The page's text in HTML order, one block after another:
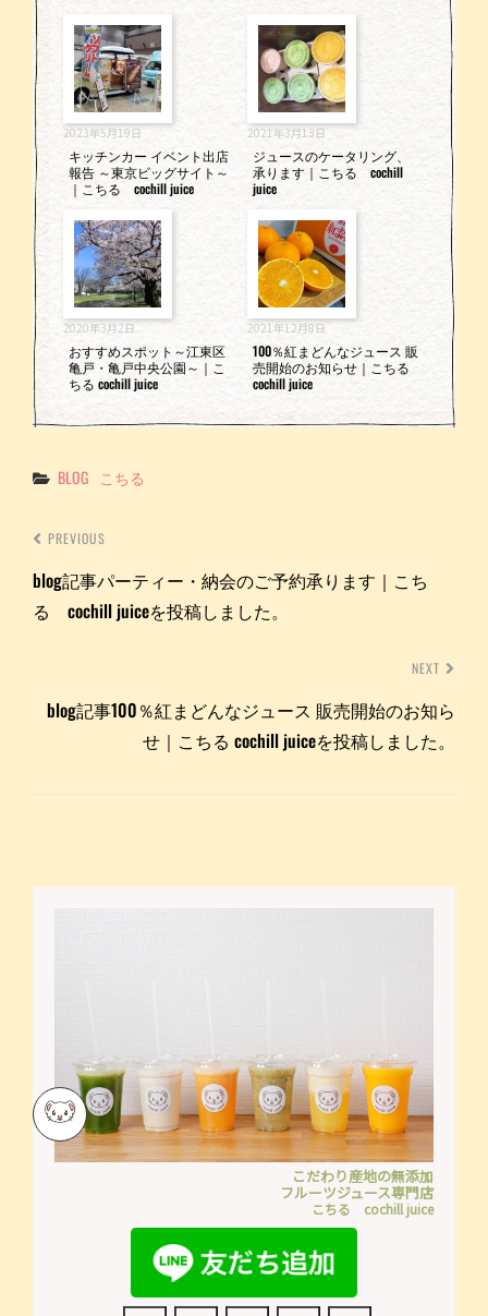
2023年5月19日
キッチンカー イベント出店
報告 ～東京ビッグサイト～
｜こちる cochill juice
2021年3月13日
ジュースのケータリング、
承ります｜こちる cochill
juice
2020年3月2日
おすすめスポット～江東区
亀戸・亀戸中央公園～｜こ
ちる cochill juice
2021年12月8日
100％紅まどんなジュース 販
売開始のお知らせ｜こちる
cochill juice
Categories
BLOG こちる
PREVIOUS
blog記事パーティー・納会のご予約承ります｜こち
る cochill juiceを投稿しました。
NEXT
blog記事100％紅まどんなジュース 販売開始のお知ら
せ｜こちる cochill juiceを投稿しました。
こだわり産地の無添加
フルーツジュース専門店
こちる cochill juice